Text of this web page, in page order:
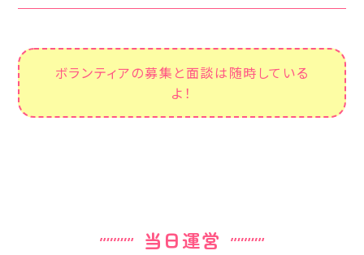
ボランティアの募集と面談は随時している
よ！
当日運営